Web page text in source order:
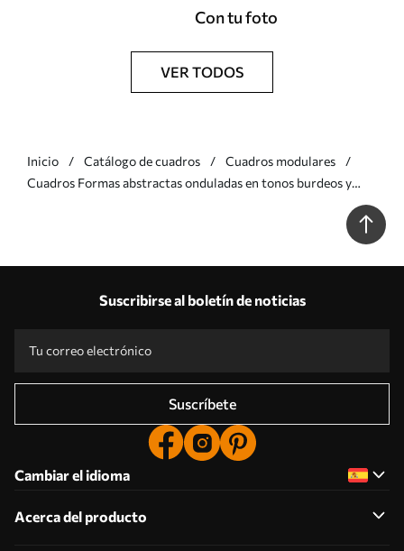
Con tu foto
VER TODOS
Inicio Catálogo de cuadros
Cuadros modulares
Cuadros Formas abstractas onduladas en tonos burdeos y
Suscribirse al boletín de noticias
Suscríbete
Cambiar el idioma
Acerca del producto